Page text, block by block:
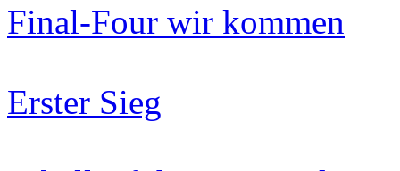
Final-Four wir kommen
Erster Sieg